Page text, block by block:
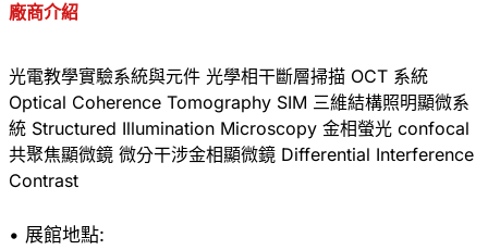
廠商介紹
光電教學實驗系統與元件 光學相干斷層掃描 OCT 系統
Optical Coherence Tomography SIM 三維結構照明顯微系
統 Structured Illumination Microscopy 金相螢光 confocal
共聚焦顯微鏡 微分干涉金相顯微鏡 Differential Interference
Contrast
• 展館地點: